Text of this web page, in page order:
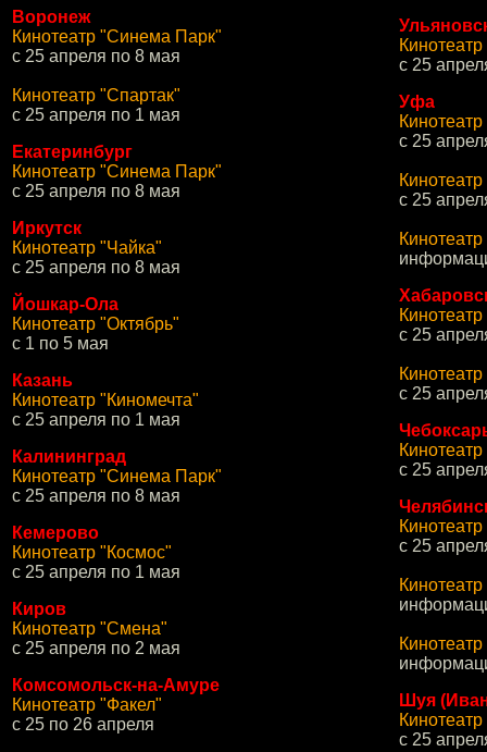
Воронеж
Кинотеатр "Синема Парк"
с 25 апреля по 8 мая
Кинотеатр "Спартак"
с 25 апреля по 1 мая
Екатеринбург
Кинотеатр "Синема Парк"
с 25 апреля по 8 мая
Иркутск
Кинотеатр "Чайка"
с 25 апреля по 8 мая
Йошкар-Ола
Кинотеатр "Октябрь"
с 1 по 5 мая
Казань
Кинотеатр "Киномечта"
с 25 апреля по 1 мая
Калининград
Кинотеатр "Синема Парк"
с 25 апреля по 8 мая
Кемерово
Кинотеатр "Космос"
с 25 апреля по 1 мая
Киров
Кинотеатр "Смена"
с 25 апреля по 2 мая
Комсомольск-на-Амуре
Кинотеатр "Факел"
с 25 по 26 апреля
с 25
Уфа
с 25
с 25
Кинотеатр
с 25
с 25
с 25
с 25
Шуя
с 25